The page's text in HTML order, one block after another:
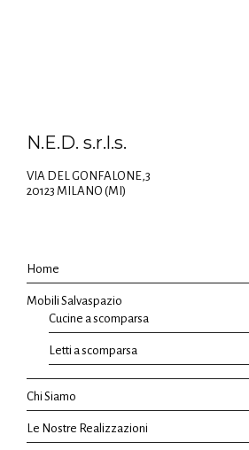
N.E.D. s.r.l.s.
VIA DEL GONFALONE,3
20123 MILANO (MI)
Home
Mobili Salvaspazio
Cucine a scomparsa
Letti a scomparsa
Chi Siamo
Le Nostre Realizzazioni